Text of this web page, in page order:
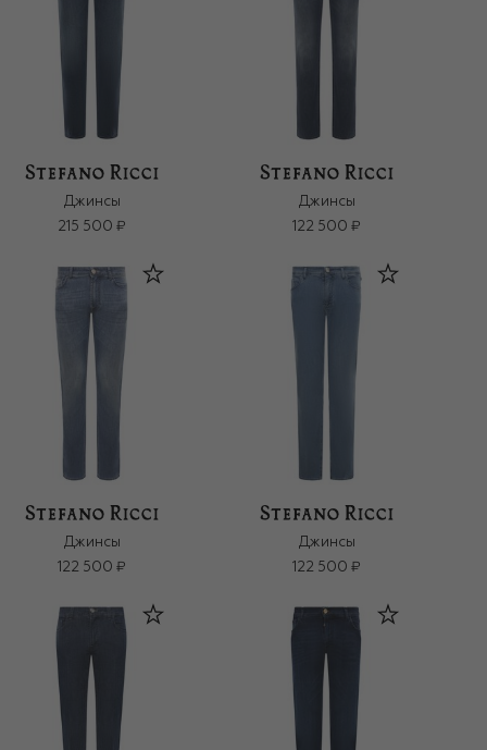
Джинсы
215 500 ₽
Джинсы
122 500 ₽
Джинсы
122 500 ₽
Джинсы
122 500 ₽